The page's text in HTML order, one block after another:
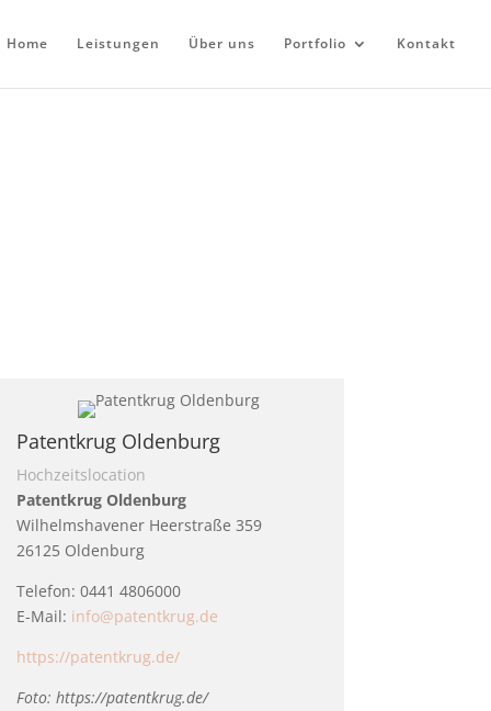
Home Leistungen Über uns Portfolio Kontakt
Patentkrug Oldenburg
Hochzeitslocation
Patentkrug Oldenburg
Wilhelmshavener Heerstraße 359
26125 Oldenburg
Telefon: 0441 4806000
E-Mail: info@patentkrug.de
https://patentkrug.de/
Foto: https://patentkrug.de/